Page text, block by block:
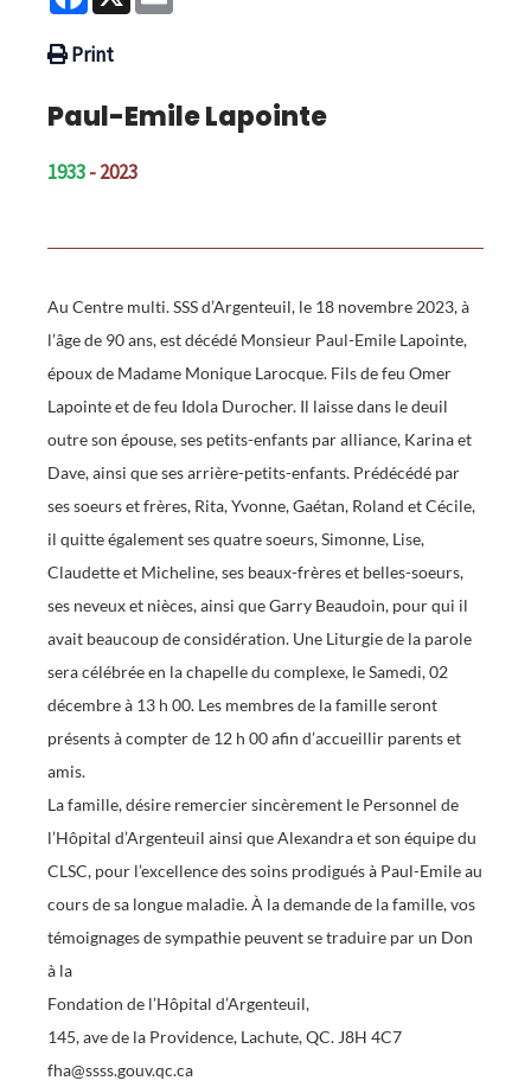
Print
Paul-Emile Lapointe
1933- 2023
Au Centre multi. SSS d’Argenteuil, le 18 novembre 2023, à
l’âge de 90 ans, est décédé Monsieur Paul-Emile Lapointe,
époux de Madame Monique Larocque. Fils de feu Omer
Lapointe et de feu Idola Durocher. Il laisse dans le deuil
outre son épouse, ses petits-enfants par alliance, Karina et
Dave, ainsi que ses arrière-petits-enfants. Prédécédé par
ses soeurs et frères, Rita, Yvonne, Gaétan, Roland et Cécile,
il quitte également ses quatre soeurs, Simonne, Lise,
Claudette et Micheline, ses beaux-frères et belles-soeurs,
ses neveux et nièces, ainsi que Garry Beaudoin, pour qui il
avait beaucoup de considération. Une Liturgie de la parole
sera célébrée en la chapelle du complexe, le Samedi, 02
décembre à 13 h 00. Les membres de la famille seront
présents à compter de 12 h 00 afin d’accueillir parents et
amis.
La famille, désire remercier sincèrement le Personnel de
l’Hôpital d’Argenteuil ainsi que Alexandra et son équipe du
CLSC, pour l’excellence des soins prodigués à Paul-Emile au
cours de sa longue maladie. À la demande de la famille, vos
témoignages de sympathie peuvent se traduire par un Don
à la
Fondation de l’Hôpital d’Argenteuil,
145, ave de la Providence, Lachute, QC. J8H 4C7
fha@ssss.gouv.qc.ca